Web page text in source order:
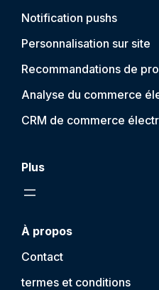
Notification pushs
Personnalisation sur site
Recommandations de
Analyse du commerce
CRM de commerce
Plus
À propos
Contact
termes et conditions